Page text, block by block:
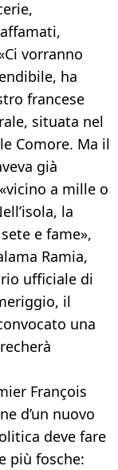
vorranno
ha
francese
situata nel
Comore. Ma il
già
a mille o
la
e fame»,
Ramia,
ufficiale di
il
una
François
d’un nuovo
deve fare
più fosche: